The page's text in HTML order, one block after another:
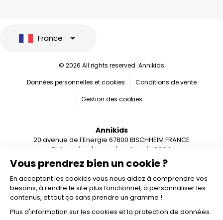
Vous prendrez bien un cookie ?
En acceptant les cookies vous nous aidez à comprendre vos
besoins, à rendre le site plus fonctionnel, à personnaliser les
contenus, et tout ça sans prendre un gramme !
Plus d'information sur les cookies et la protection de données.
France
© 2026 All rights reserved. Annikids
Données personnelles et cookies
Conditions de vente
Gestion des cookies
Annikids
20 avenue de l'Energie 67800 BISCHHEIM FRANCE
Entreprise française depuis 2004